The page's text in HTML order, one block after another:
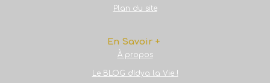
Plan du site
En Savoir +
À propos
Le BLOG d'Idya la Vie !